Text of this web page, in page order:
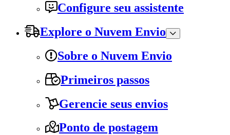
Configure seu assistente
Explore o Nuvem Envio
Sobre o Nuvem Envio
Primeiros passos
Gerencie seus envios
Ponto de postagem